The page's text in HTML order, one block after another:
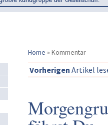
Home » Kommentar
Vorherigen Artikel